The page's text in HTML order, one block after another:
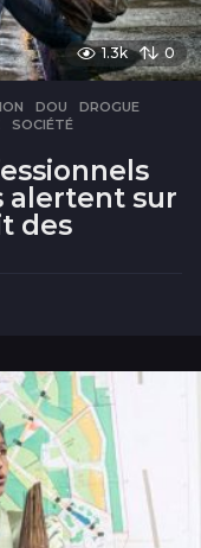
1.3k 0
,DOU ,DROGUE
,SOCIÉTÉ
alertent sur
des